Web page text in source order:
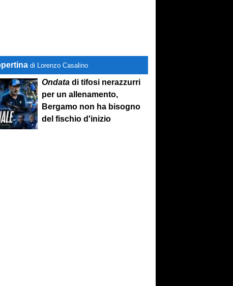
di Lorenzo Casalino
Ondata di tifosi nerazzurri
per un allenamento,
Bergamo non ha bisogno
del fischio d'inizio